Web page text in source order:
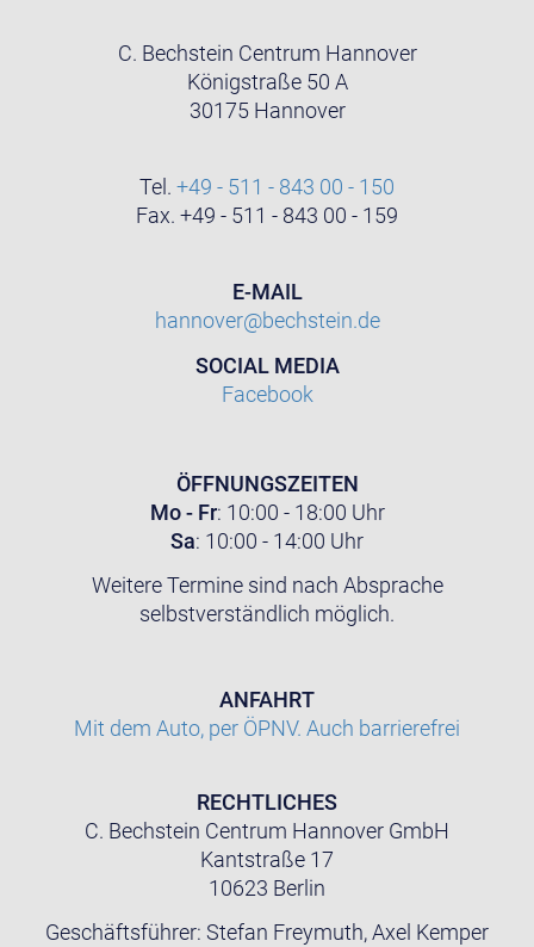
C. Bechstein Centrum Hannover
Königstraße 50 A
30175 Hannover
Tel. +49 - 511 - 843 00 - 150
Fax. +49 - 511 - 843 00 - 159
E-MAIL
hannover@bechstein.de
SOCIAL MEDIA
Facebook
ÖFFNUNGSZEITEN
Mo - Fr: 10:00 - 18:00 Uhr
Sa: 10:00 - 14:00 Uhr
Weitere Termine sind nach Absprache
selbstverständlich möglich.
ANFAHRT
Mit dem Auto, per ÖPNV. Auch barrierefrei
RECHTLICHES
C. Bechstein Centrum Hannover GmbH
Kantstraße 17
10623 Berlin
Geschäftsführer: Stefan Freymuth, Axel Kemper